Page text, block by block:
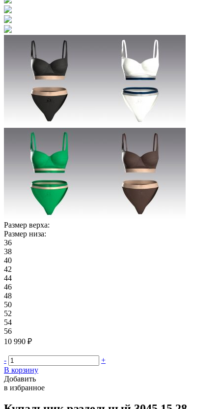
Размер верха:
Размер низа:
36
38
40
42
44
46
48
50
52
54
56
10 990 ₽
-
+
В корзину
Добавить
в избранное